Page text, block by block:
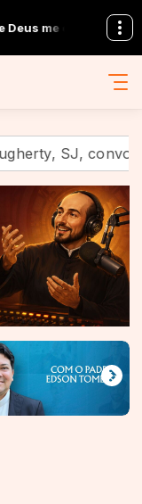
chamou Em
SJ, convoca